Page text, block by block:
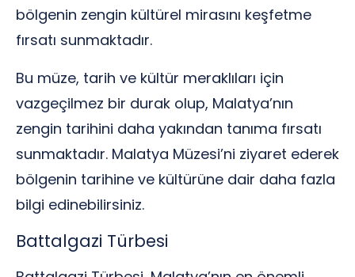
bölgenin zengin kültürel mirasını keşfetme
fırsatı sunmaktadır.
Bu müze, tarih ve kültür meraklıları için
vazgeçilmez bir durak olup, Malatya’nın
zengin tarihini daha yakından tanıma fırsatı
sunmaktadır. Malatya Müzesi’ni ziyaret ederek
bölgenin tarihine ve kültürüne dair daha fazla
bilgi edinebilirsiniz.
Battalgazi Türbesi